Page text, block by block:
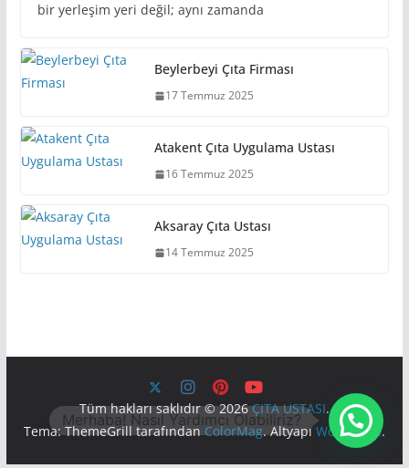
bir yerleşim yeri değil; aynı zamanda
Beylerbeyi Çıta Firması
17 Temmuz 2025
Atakent Çıta Uygulama Ustası
16 Temmuz 2025
Aksaray Çıta Ustası
14 Temmuz 2025
Tüm hakları saklıdır © 2026ÇITA USTASI.
Tema: ThemeGrill tarafındanColorMag. AltyapıWordPress.